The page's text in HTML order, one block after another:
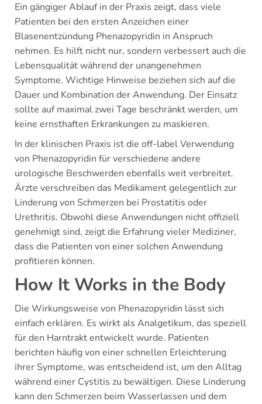
Ein gängiger Ablauf in der Praxis zeigt, dass viele
Patienten bei den ersten Anzeichen einer
Blasenentzündung Phenazopyridin in Anspruch
nehmen. Es hilft nicht nur, sondern verbessert auch die
Lebensqualität während der unangenehmen
Symptome. Wichtige Hinweise beziehen sich auf die
Dauer und Kombination der Anwendung. Der Einsatz
sollte auf maximal zwei Tage beschränkt werden, um
keine ernsthaften Erkrankungen zu maskieren.
In der klinischen Praxis ist die off-label Verwendung
von Phenazopyridin für verschiedene andere
urologische Beschwerden ebenfalls weit verbreitet.
Ärzte verschreiben das Medikament gelegentlich zur
Linderung von Schmerzen bei Prostatitis oder
Urethritis. Obwohl diese Anwendungen nicht offiziell
genehmigt sind, zeigt die Erfahrung vieler Mediziner,
dass die Patienten von einer solchen Anwendung
profitieren können.
How It Works in the Body
Die Wirkungsweise von Phenazopyridin lässt sich
einfach erklären. Es wirkt als Analgetikum, das speziell
für den Harntrakt entwickelt wurde. Patienten
berichten häufig von einer schnellen Erleichterung
ihrer Symptome, was entscheidend ist, um den Alltag
während einer Cystitis zu bewältigen. Diese Linderung
kann den Schmerzen beim Wasserlassen und dem